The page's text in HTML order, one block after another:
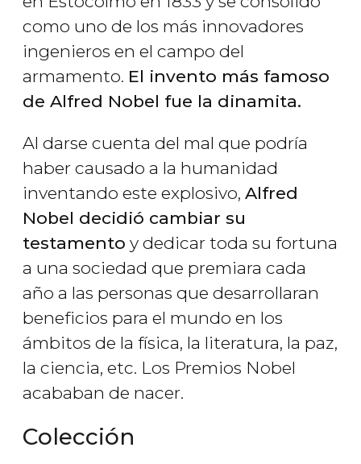
como uno de los más innovadores
ingenieros en el campo del
armamento. El invento más famoso
de Alfred Nobel fue la dinamita.
Al darse cuenta del mal que podría
haber causado a la humanidad
inventando este explosivo, Alfred
Nobel decidió cambiar su
testamento y dedicar toda su fortuna
a una sociedad que premiara cada
año a las personas que desarrollaran
beneficios para el mundo en los
ámbitos de la física, la literatura, la paz,
la ciencia, etc. Los Premios Nobel
acababan de nacer.
Colección